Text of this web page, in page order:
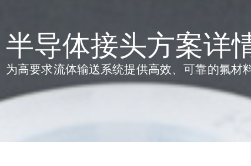
半导体接头方案详
为高要求流体输送系统提供高效、可靠的氟材